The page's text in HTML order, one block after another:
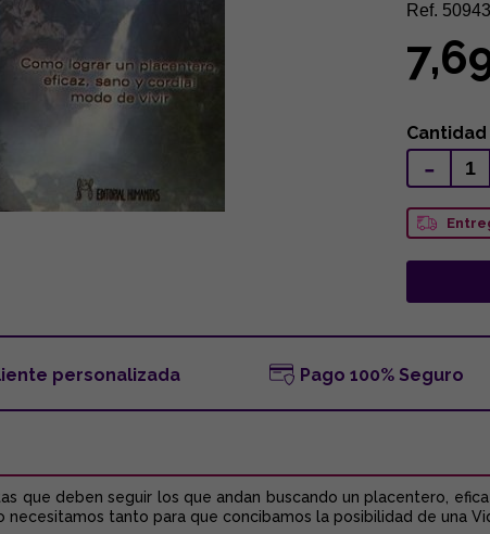
Ref.
Cantidad
-
personalizada Pago 100% Seguro
que deben seguir los que andan buscando un placentero,
necesitamos tanto para que concibamos la posibilidad de una